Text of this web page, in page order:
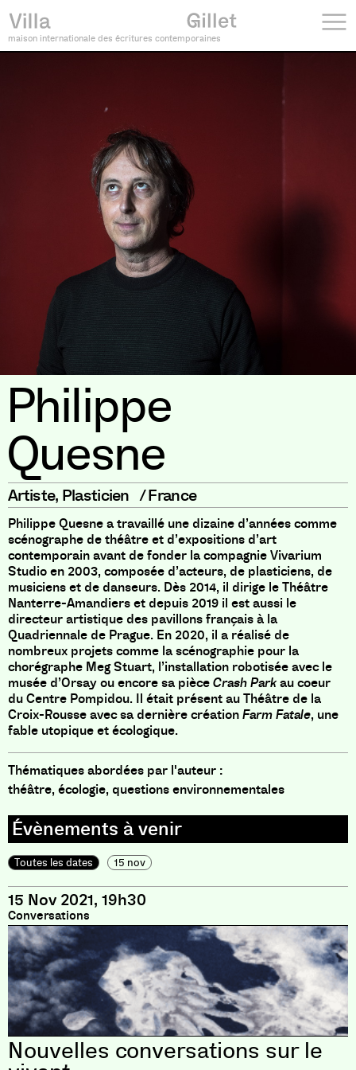
maison internationale des écritures contemporaines
Philippe
Quesne
Artiste, Plasticien /France
Philippe Quesne a travaillé une dizaine d’années comme
scénographe de théâtre et d’expositions d’art
contemporain avant de fonder la compagnie Vivarium
Studio en 2003, composée d’acteurs, de plasticiens, de
musiciens et de danseurs. Dès 2014, il dirige le Théâtre
Nanterre-Amandiers et depuis 2019 il est aussi le
directeur artistique des pavillons français à la
Quadriennale de Prague. En 2020, il a réalisé de
nombreux projets comme la scénographie pour la
chorégraphe Meg Stuart, l’installation robotisée avec le
musée d’Orsay ou encore sa pièceCrash Parkau coeur
du Centre Pompidou. Il était présent au Théâtre de la
Croix-Rousse avec sa dernière créationFarm Fatale, une
fable utopique et écologique.
Thématiques abordées par l'auteur :
théâtre, écologie, questions environnementales
Toutes les dates 15 nov
15 Nov 2021, 19h30
Conversations
Nouvelles conversations sur le